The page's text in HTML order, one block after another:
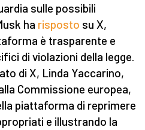
sulle possibili
ha risposto su X,
è trasparente e
di violazioni della legge.
di X, Linda Yaccarino,
Commissione europea,
piattaforma di reprimere
e illustrando la